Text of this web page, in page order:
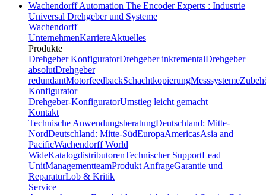
Wachendorff Automation The Encoder Experts : Industrie
Universal Drehgeber und Systeme
Wachendorff
UnternehmenKarriereAktuelles
Produkte
Drehgeber KonfiguratorDrehgeber inkrementalDrehgeber
absolutDrehgeber
redundantMotorfeedbackSchachtkopierungMesssysteme
Konfigurator
Drehgeber-KonfiguratorUmstieg leicht gemacht
Kontakt
Technische AnwendungsberatungDeutschland: Mitte-
NordDeutschland: Mitte-SüdEuropaAmericasAsia and
PacificWachendorff World
WideKatalogdistributorenTechnischer SupportLead
UnitManagementteamProdukt AnfrageGarantie und
ReparaturLob & Kritik
Service